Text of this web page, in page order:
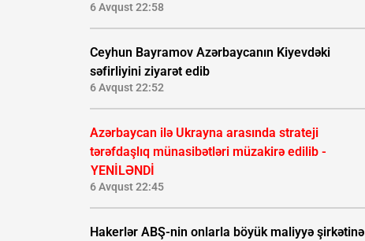
6 Avqust 22:58
Ceyhun Bayramov Azərbaycanın Kiyevdəki
səfirliyini ziyarət edib
6 Avqust 22:52
Azərbaycan ilə Ukrayna arasında strateji
tərəfdaşlıq münasibətləri müzakirə edilib -
YENİLƏNDİ
6 Avqust 22:45
Hakerlər ABŞ-nin onlarla böyük maliyyə şirkətinə